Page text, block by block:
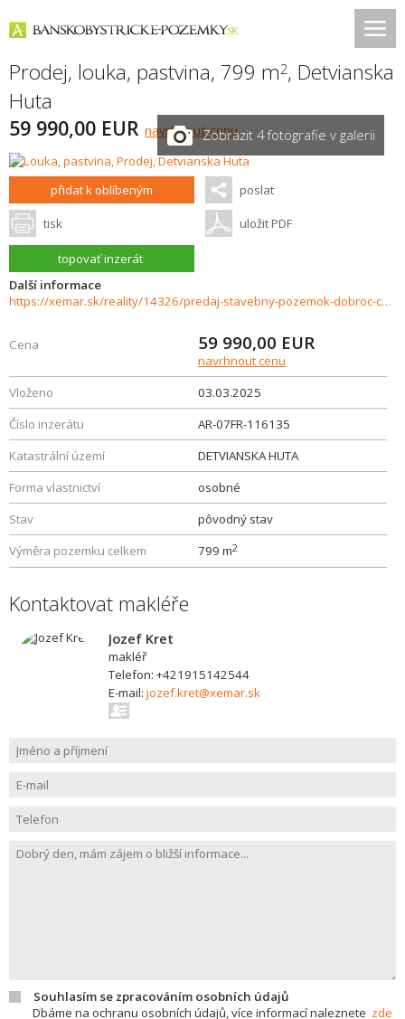
Prodej, louka, pastvina, 799 m2, Detvianska
Huta
59 990,00 EUR navrhnout cenuZobrazit 4 fotografie v galerii
přidat k oblíbeným poslat
tisk uložit PDF
topovať inzerát
Další informace
https://xemar.sk/reality/14326/predaj-stavebny-pozemok-dobroc-cast-velka-dolina
Cena 59 990,00 EUR
navrhnout cenu
Vloženo
03.03.2025
Číslo inzerátu
AR-07FR-116135
Katastrální území
DETVIANSKA HUTA
Forma vlastnictví
osobné
Stav
pôvodný stav
Výměra pozemku celkem
799 m2
Kontaktovat makléře
Jozef Kret
makléř
Telefon: +421915142544
E-mail: jozef.kret@xemar.sk
Souhlasím se zpracováním osobních údajů
Dbáme na ochranu osobních údajů, více informací naleznete zde